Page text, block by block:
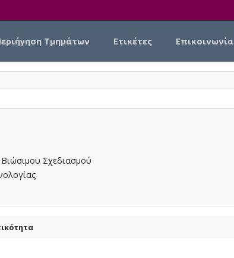
Τμημάτων Ετικέτες Επικοινωνία
Σχεδιασμού